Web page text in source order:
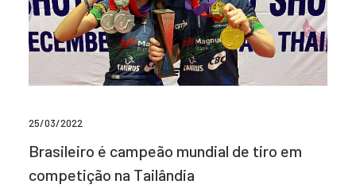
25/03/2022
Brasileiro é campeão mundial de tiro em
competição na Tailândia